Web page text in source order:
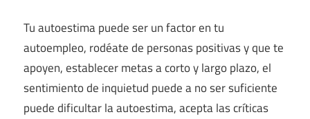
Tu autoestima puede ser un factor en tu
autoempleo, rodéate de personas positivas y que te
apoyen, establecer metas a corto y largo plazo, el
sentimiento de inquietud puede a no ser suficiente
puede dificultar la autoestima, acepta las críticas